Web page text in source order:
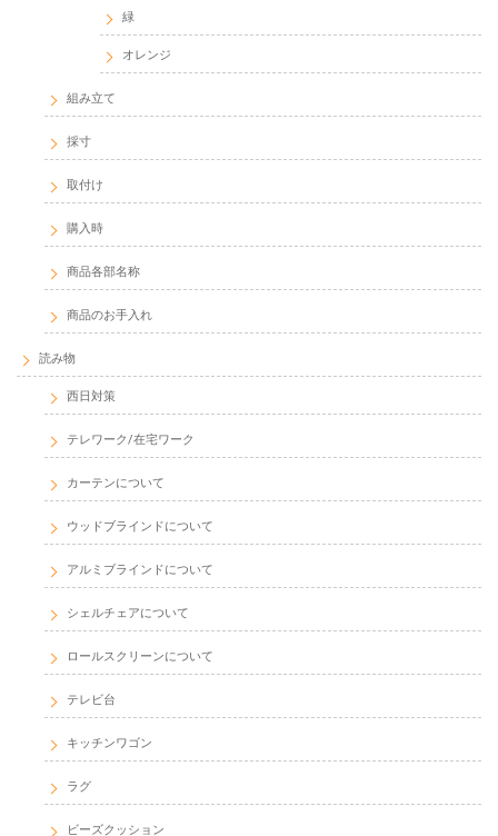
緑
オレンジ
組み立て
採寸
取付け
購入時
商品各部名称
商品のお手入れ
読み物
西日対策
テレワーク/在宅ワーク
カーテンについて
ウッドブラインドについて
アルミブラインドについて
シェルチェアについて
ロールスクリーンについて
テレビ台
キッチンワゴン
ラグ
ビーズクッション